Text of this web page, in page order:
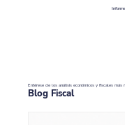
Entérese de los análisis económicos y fiscales más
Blog Fiscal